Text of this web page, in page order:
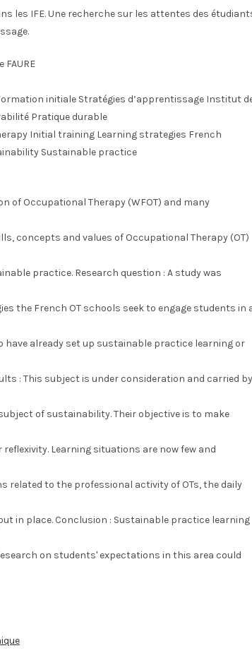
les IFE. Une recherche sur les attentes des
FAURE
initiale Stratégies d’apprentissage Institut
Pratique durable
Initial training Learning strategies French
Sustainable practice
of Occupational Therapy (WFOT) and many
concepts and values of Occupational Therapy (OT)
practice. Research question : A study was
the French OT schools seek to engage students in
have already set up sustainable practice learning or
: This subject is under consideration and carried by
of sustainability. Their objective is to make
Learning situations are now few and
related to the professional activity of OTs, the daily
in place. Conclusion : Sustainable practice learning
on students' expectations in this area could